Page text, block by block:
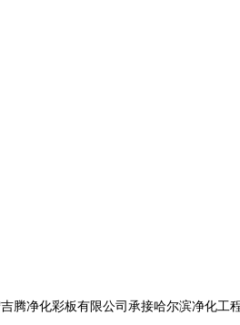
净化彩板有限公司承接哈尔滨净化